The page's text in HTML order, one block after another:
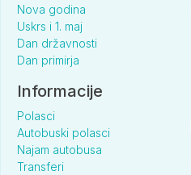
Nova godina
Uskrs i 1. maj
Dan državnosti
Dan primirja
Informacije
Polasci
Autobuski polasci
Najam autobusa
Transferi